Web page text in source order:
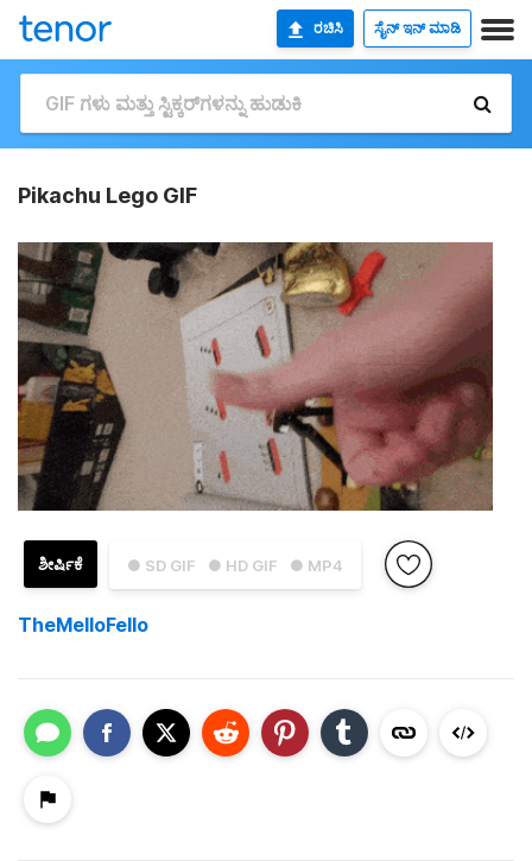
ರಚಿಸಿ ಸೈನ್ ಇನ್ ಮಾಡಿ
Pikachu Lego GIF
● SD GIF ● HD GIF ● MP4
ಶೀರ್ಷಿಕೆ
TheMelloFello